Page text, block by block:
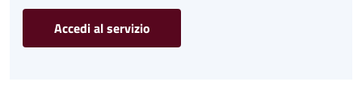
Accedi al servizio